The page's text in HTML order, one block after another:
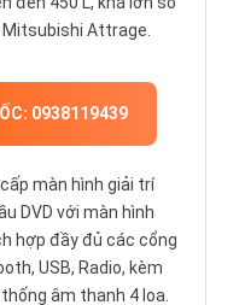
Attrage.
0938119439
màn hình giải trí
DVD với màn hình
hợp đầy đủ các cổng
USB, Radio, kèm
âm thanh 4 loa.